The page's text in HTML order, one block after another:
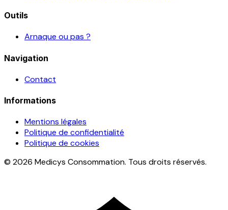
Outils
Arnaque ou pas ?
Navigation
Contact
Informations
Mentions légales
Politique de confidentialité
Politique de cookies
© 2026 Medicys Consommation. Tous droits réservés.